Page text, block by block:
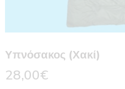
Υπνόσακος (Χακί)
28,00€